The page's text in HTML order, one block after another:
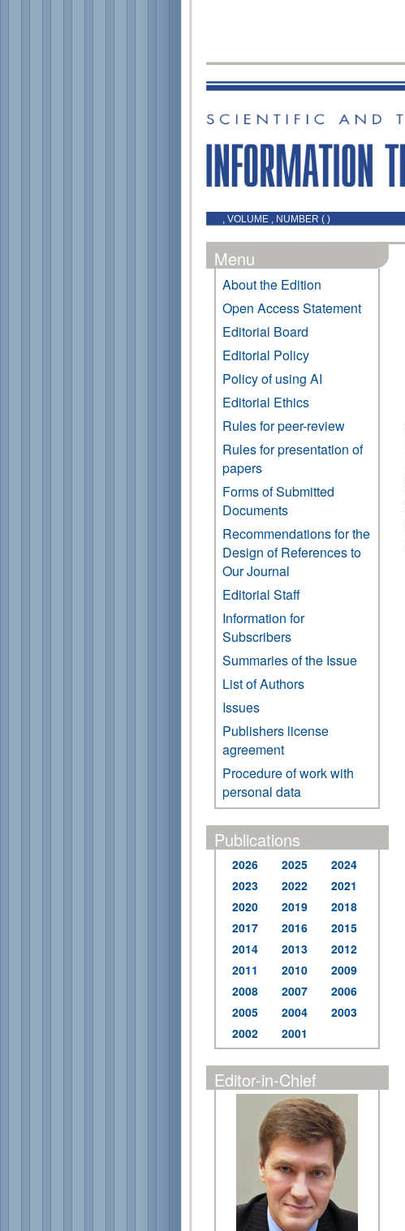
, VOLUME , NUMBER ( )
Menu
About the Edition
Open Access Statement
Editorial Board
Editorial Policy
Policy of using AI
Editorial Ethics
Rules for peer-review
Rules for presentation of
papers
Forms of Submitted
Documents
Recommendations for the
Design of References to
Our Journal
Editorial Staff
Information for
Subscribers
Summaries of the Issue
List of Authors
Issues
Publishers license
agreement
Procedure of work with
personal data
Publications
2026 2025
2024
2023
2022
2021
2020
2019
2018
2017
2016
2015
2014
2013
2012
2011
2010
2009
2008
2007
2006
2005
2004
2003
2002
2001
Editor-in-Chief